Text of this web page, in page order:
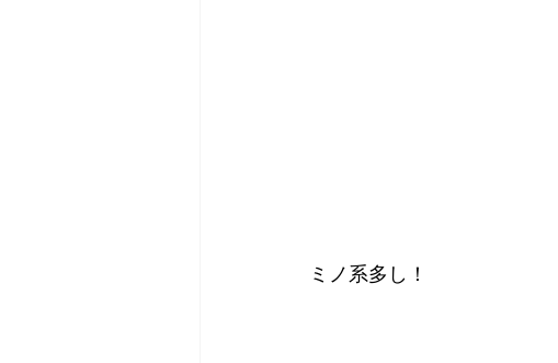
ミノ系多し！